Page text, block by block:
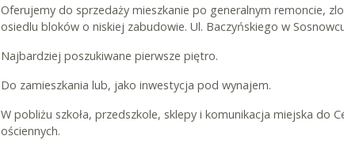
Oferujemy do sprzedaży mieszkanie po generalnym remoncie,
osiedlu bloków o niskiej zabudowie. Ul. Baczyńskiego w
Najbardziej poszukiwane pierwsze piętro.
Do zamieszkania lub, jako inwestycja pod wynajem.
W pobliżu szkoła, przedszkole, sklepy i komunikacja miejska do
ościennych.